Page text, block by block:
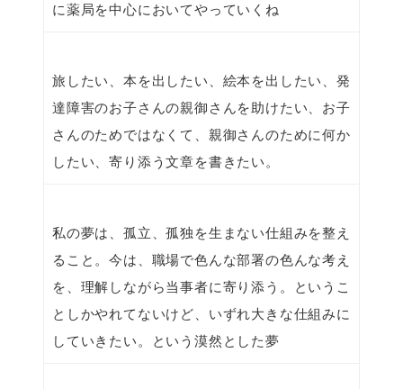
に薬局を中心においてやっていくね
旅したい、本を出したい、絵本を出したい、発
達障害のお子さんの親御さんを助けたい、お子
さんのためではなくて、親御さんのために何か
したい、寄り添う文章を書きたい。
私の夢は、孤立、孤独を生まない仕組みを整え
ること。今は、職場で色んな部署の色んな考え
を、理解しながら当事者に寄り添う。というこ
としかやれてないけど、いずれ大きな仕組みに
していきたい。という漠然とした夢